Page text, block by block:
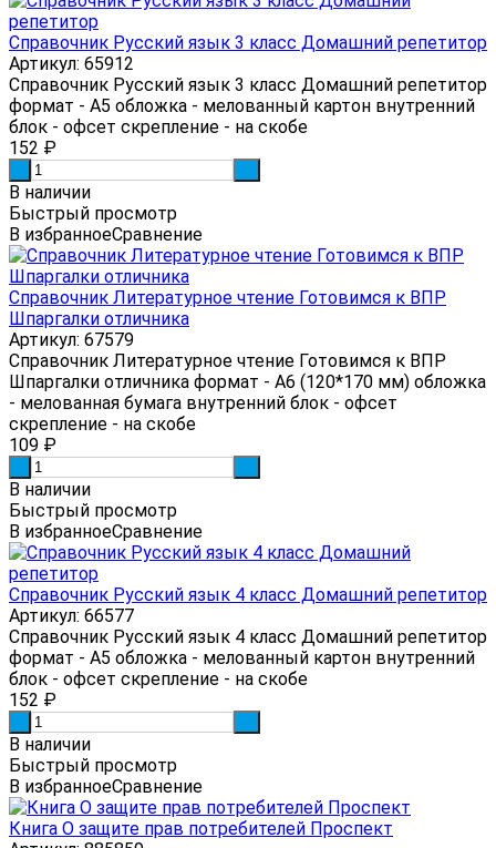
Справочник Русский язык 3 класс Домашний репетитор
Артикул: 65912
Справочник Русский язык 3 класс Домашний репетитор
формат - А5 обложка - мелованный картон внутренний
блок - офсет скрепление - на скобе
152 ₽
В наличии
Быстрый просмотр
В избранноеСравнение
Справочник Литературное чтение Готовимся к ВПР
Шпаргалки отличника
Артикул: 67579
Справочник Литературное чтение Готовимся к ВПР
Шпаргалки отличника формат - А6 (120*170 мм) обложка
- мелованная бумага внутренний блок - офсет
скрепление - на скобе
109 ₽
В наличии
Быстрый просмотр
В избранноеСравнение
Справочник Русский язык 4 класс Домашний репетитор
Артикул: 66577
Справочник Русский язык 4 класс Домашний репетитор
формат - А5 обложка - мелованный картон внутренний
блок - офсет скрепление - на скобе
152 ₽
В наличии
Быстрый просмотр
В избранноеСравнение
Книга О защите прав потребителей Проспект